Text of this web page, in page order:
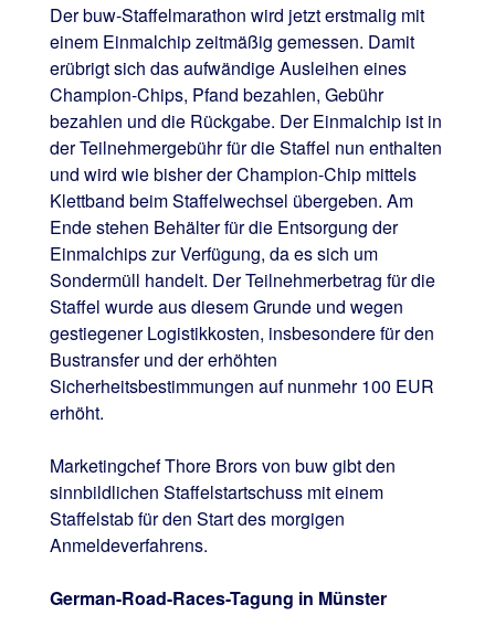
Der buw-Staffelmarathon wird jetzt erstmalig mit
einem Einmalchip zeitmäßig gemessen. Damit
erübrigt sich das aufwändige Ausleihen eines
Champion-Chips, Pfand bezahlen, Gebühr
bezahlen und die Rückgabe. Der Einmalchip ist in
der Teilnehmergebühr für die Staffel nun enthalten
und wird wie bisher der Champion-Chip mittels
Klettband beim Staffelwechsel übergeben. Am
Ende stehen Behälter für die Entsorgung der
Einmalchips zur Verfügung, da es sich um
Sondermüll handelt. Der Teilnehmerbetrag für die
Staffel wurde aus diesem Grunde und wegen
gestiegener Logistikkosten, insbesondere für den
Bustransfer und der erhöhten
Sicherheitsbestimmungen auf nunmehr 100 EUR
erhöht.
Marketingchef Thore Brors von buw gibt den
sinnbildlichen Staffelstartschuss mit einem
Staffelstab für den Start des morgigen
Anmeldeverfahrens.
German-Road-Races-Tagung in Münster